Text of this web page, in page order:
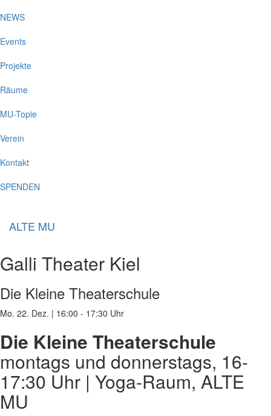
NEWS
Events
Projekte
Räume
MU-Topie
Verein
Kontakt
SPENDEN
ALTE MU
Galli Theater Kiel
Die Kleine Theaterschule
Mo. 22. Dez. | 16:00 - 17:30 Uhr
Die Kleine Theaterschule
montags und donnerstags, 16-
17:30 Uhr | Yoga-Raum, ALTE
MU